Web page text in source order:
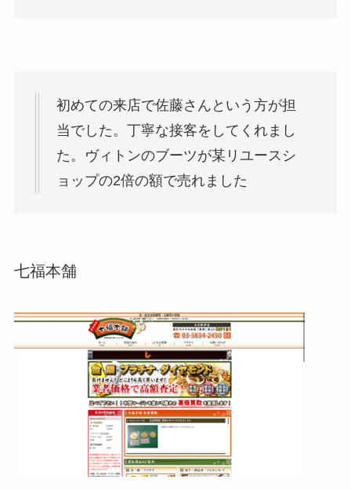
初めての来店で佐藤さんという方が担
当でした。丁寧な接客をしてくれまし
た。ヴィトンのブーツが某リユースシ
ョップの2倍の額で売れました
七福本舗